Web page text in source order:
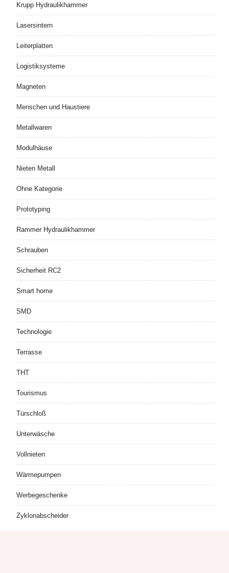
Krupp Hydraulikhammer
Lasersintern
Leiterplatten
Logistiksysteme
Magneten
Menschen und Haustiere
Metallwaren
Modulhäuse
Nieten Metall
Ohne Kategorie
Prototyping
Rammer Hydraulikhammer
Schrauben
Sicherheit RC2
Smart home
SMD
Technologie
Terrasse
THT
Tourismus
Türschloß
Unterwäsche
Vollnieten
Wärmepumpen
Werbegeschenke
Zyklonabscheider